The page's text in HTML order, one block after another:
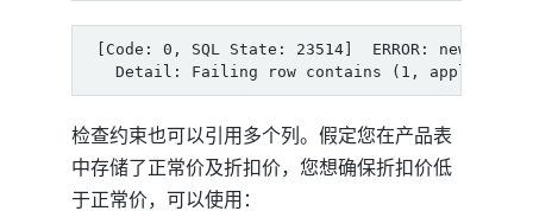
检查约束也可以引用多个列。假定您在产品表
中存储了正常价及折扣价，您想确保折扣价低
于正常价，可以使用：